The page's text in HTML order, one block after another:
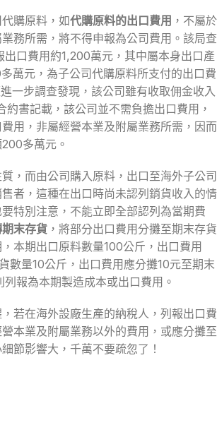
購原料，如代購原料的出口費用 ，不屬於
務所需，將不得申報為公司費用。該局查
口費用約1,200萬元，其中屬本身出口產
萬元，為子公司代購原料所支付的出口費
一步調查發現，該公司雖有收取佣金收入
約書記載，該公司並不需負擔出口費用，
用，非屬經營本業及附屬業務所需，因而
多萬元。
，而由公司購入原料，出口至海外子公司
者，這種在出口時尚未認列銷貨收入的情
特別注意，不能立即全部認列為當期費
末存貨 ，將部分出口費用分攤至期末存貨
本期出口原料數量100公斤，出口費用
數量10公斤，出口費用應分攤10元至期末
報為本期製造成本或出口費用。
若在海外設廠生產的納稅人，列報出口費
本業及附屬業務以外的費用，或應分攤至
節影響大，千萬不要疏忽了！